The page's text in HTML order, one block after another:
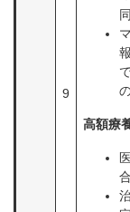
9
高額療